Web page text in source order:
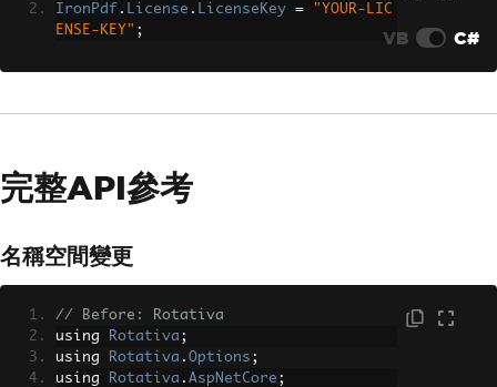
IronPdf . License . LicenseKey =
"YOUR-LIC
ENSE-KEY" ; VB C#
完整API參考
名稱空間變更
// Before: Rotativa
using
Rotativa ;
using
Rotativa . Options ;
using
Rotativa . AspNetCore ;